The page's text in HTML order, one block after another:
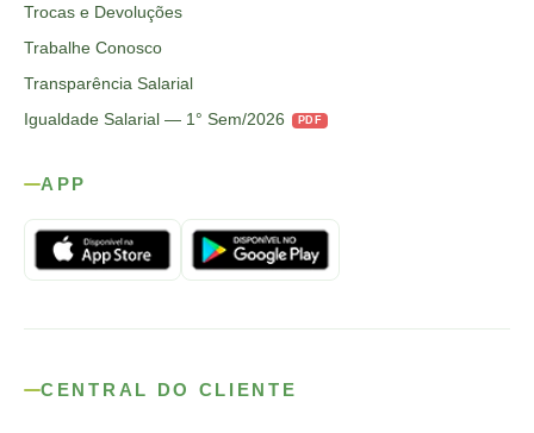
Trocas e Devoluções
Trabalhe Conosco
Transparência Salarial
Igualdade Salarial — 1° Sem/2026
PDF
APP
CENTRAL DO CLIENTE